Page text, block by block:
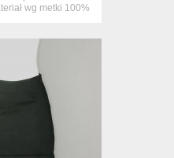
wg metki 100%